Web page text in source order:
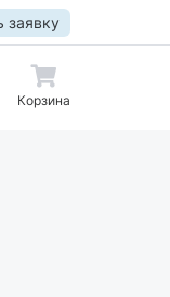
заявку
Корзина